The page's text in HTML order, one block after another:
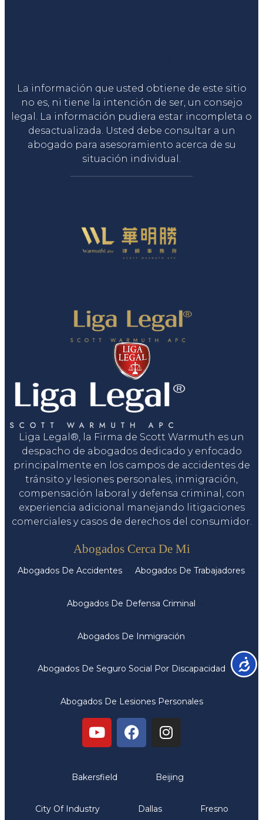
La información que usted obtiene de este sitio
no es, ni tiene la intención de ser, un consejo
legal. La información pudiera estar incompleta o
desactualizada. Usted debe consultar a un
abogado para asesoramiento acerca de su
situación individual.
Liga Legal®, la Firma de Scott Warmuth es un
despacho de abogados dedicado y enfocado
principalmente en los campos de accidentes de
tránsito y lesiones personales, inmigración,
compensación laboral y defensa criminal, con
experiencia adicional manejando litigaciones
comerciales y casos de derechos del consumidor.
Abogados Cerca De Mi
Abogados De Accidentes Abogados De Trabajadores
Abogados De Defensa Criminal
Abogados De Inmigración
Abogados De Seguro Social Por Discapacidad
Abogados De Lesiones Personales
Bakersfield Beijing
City Of Industry Dallas Fresno